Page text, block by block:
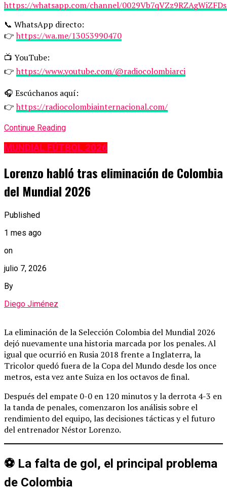
https://whatsapp.com/channel/
📞 WhatsApp directo:
👉https://wa.me/13053990470
📺 YouTube:
👉https://www.youtube.com/@radiocolombiarci
🎧 Escúchanos aquí:
👉https://radiocolombiainternacional.com/
Continue Reading
MUNDIAL FÚTBOL 2026
Lorenzo habló tras eliminación de Colombia
del Mundial 2026
Published
1 mes ago
on
julio 7, 2026
By
Diego Jiménez
La eliminación de la Selección Colombia del Mundial 2026
dejó nuevamente una historia marcada por los penales. Al
igual que ocurrió en Rusia 2018 frente a Inglaterra, la
Tricolor quedó fuera de la Copa del Mundo desde los once
metros, esta vez ante Suiza en los octavos de final.
Después del empate 0-0 en 120 minutos y la derrota 4-3 en
la tanda de penales, comenzaron los análisis sobre el
rendimiento del equipo, las decisiones tácticas y el futuro
del entrenador Néstor Lorenzo.
⚽ La falta de gol, el principal problema
de Colombia